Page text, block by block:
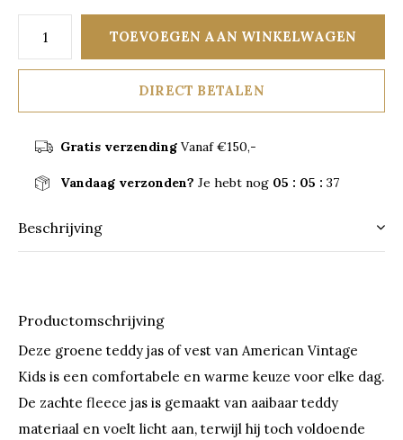
TOEVOEGEN AAN WINKELWAGEN
DIRECT BETALEN
Gratis verzendingVanaf €150,-
Vandaag verzonden? Je hebt nog 05 : 05 : 37
Beschrijving
Productomschrijving
Deze groene teddy jas of vest van American Vintage
Kids is een comfortabele en warme keuze voor elke dag.
De zachte fleece jas is gemaakt van aaibaar teddy
materiaal en voelt licht aan, terwijl hij toch voldoende